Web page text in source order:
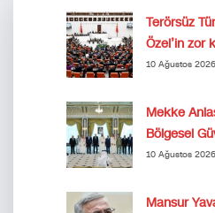
Terörsüz
Özel’in zor
10 Ağustos 2026
Mekke
Bölgesel
10 Ağustos 2026
Mansur